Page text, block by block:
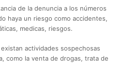
de la denuncia a los números
haya un riesgo como accidentes,
medicas, riesgos.
actividades sospechosas
como la venta de drogas, trata de